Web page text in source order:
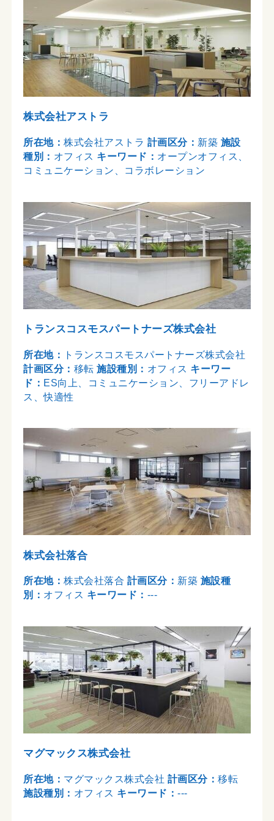
株式会社アストラ
所在地：株式会社アストラ 計画区分： 新築 施設
種別： オフィス キーワード： オープンオフィス、
コミュニケーション、コラボレーション
トランスコスモスパートナーズ株式会社
所在地：
トランスコスモスパートナーズ株式会社
計画区分： 移転施設種別： オフィス キーワー
ド： ES向上、コミュニケーション、フリーアドレ
ス、快適性
株式会社落合
所在地：株式会社落合 計画区分： 新築 施設種
別： オフィス キーワード： ---
マグマックス株式会社
所在地： マグマックス株式会社 計画区分：移転
施設種別： オフィス キーワード：---